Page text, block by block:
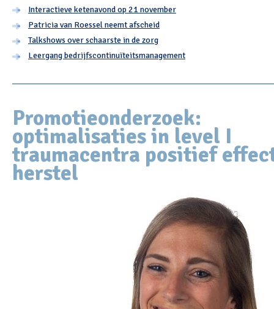
Interactieve ketenavond op 21 november
Patricia van Roessel neemt afscheid
Talkshows over schaarste in de zorg
Leergang bedrijfscontinuïteitsmanagement
Promotieonderzoek:
optimalisaties in level I
traumacentra positief
herstel